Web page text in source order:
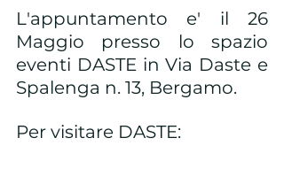
L'appuntamento e' il 26
Maggio presso lo spazio
eventi DASTE in Via Daste e
Spalenga n. 13, Bergamo.
Per visitare DASTE: